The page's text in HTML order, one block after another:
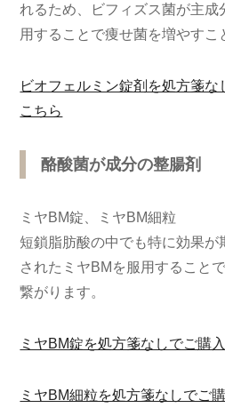
れるため、ビフィズス菌が主成
用することで痩せ菌を増やすこ
ビオフェルミン錠剤を処方箋
こちら
酪酸菌が成分の整腸剤
ミヤBM錠、ミヤBM細粒
短鎖脂肪酸の中でも特に効果が
されたミヤBMを服用すること
繋がります。
ミヤBM錠を処方箋なしでご購
ミヤBM細粒を処方箋なしでご